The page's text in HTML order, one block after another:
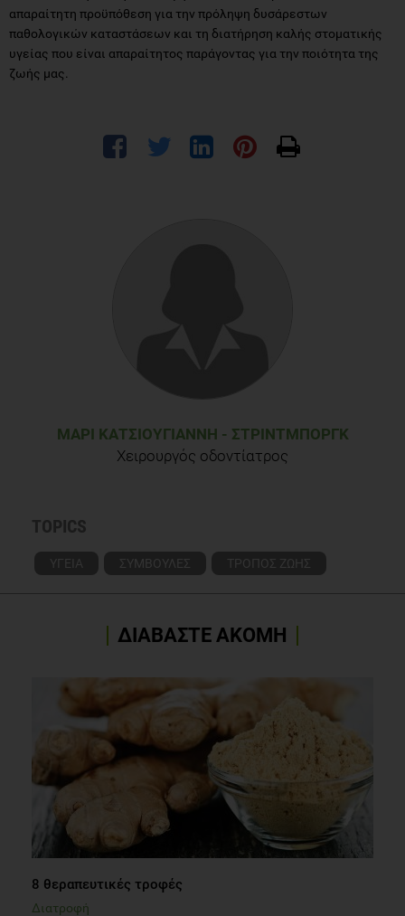
απαραίτητη προϋπόθεση για την πρόληψη δυσάρεστων
παθολογικών καταστάσεων και τη διατήρηση καλής στοματικής
υγείας που είναι απαραίτητος παράγοντας για την ποιότητα της
ζωής μας.
ΜΑΡΊ ΚΑΤΣΙΟΥΓΙΑΝΝΉ - ΣΤΡΊΝΤΜΠΟΡΓΚ
Χειρουργός οδοντίατρος
TOPICS
ΥΓΕΙΑ ΣΥΜΒΟΥΛΕΣ ΤΡΟΠΟΣ ΖΩΗΣ
ΔΙΑΒΑΣΤΕ ΑΚΟΜΗ
8 θεραπευτικές τροφές
Διατροφή